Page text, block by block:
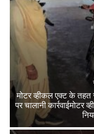
मोटर व्हीकल एक्ट के तहत
पर चालानी